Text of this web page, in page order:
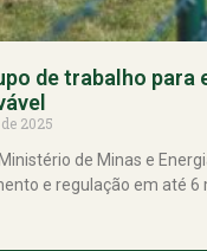
de trabalho para
2025
de Minas e
e regulação em até 6